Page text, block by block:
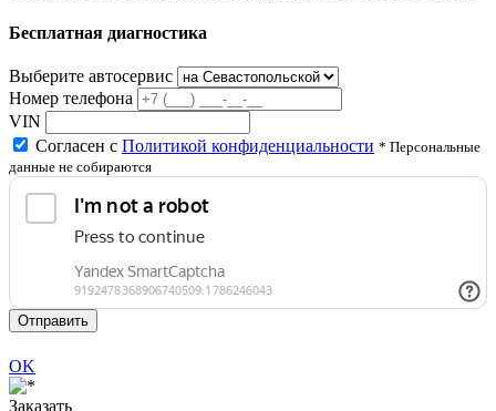
Бесплатная диагностика
Выберите автосервис
Номер телефона
VIN
Согласен с Политикой конфиденциальности * Персональные
данные не собираются
Отправить
OK
Заказать